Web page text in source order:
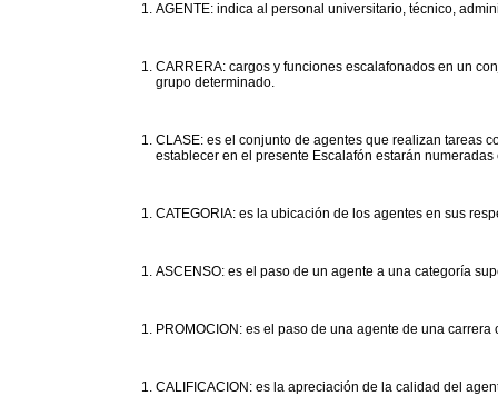
AGENTE: indica al personal universitario, técnico,
CARRERA: cargos y funciones escalafonados en un
grupo determinado.
CLASE: es el conjunto de agentes que realizan tareas
establecer en el presente Escalafón estarán
CATEGORIA: es la ubicación de los agentes en sus
ASCENSO: es el paso de un agente a una categoría
PROMOCION: es el paso de una agente de una
CALIFICACION: es la apreciación de la calidad del